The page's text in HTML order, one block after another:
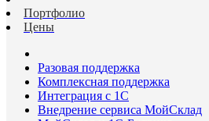
Портфолио
Цены
Разовая поддержка
Комплексная поддержка
Интеграция с 1С
Внедрение сервиса МойСклад